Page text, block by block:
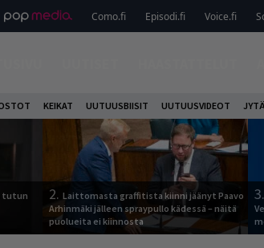
Como.fi Episodi.fi Voice.fi
KEIKAT UUTUUSBIISIT UUTUUSVIDEOT
tutun
2. Laittomasta graffitista kiinni jäänyt Paavo
Arhinmäki jälleen spraypullo kädessä – näitä
puolueita ei kiinnosta
3.